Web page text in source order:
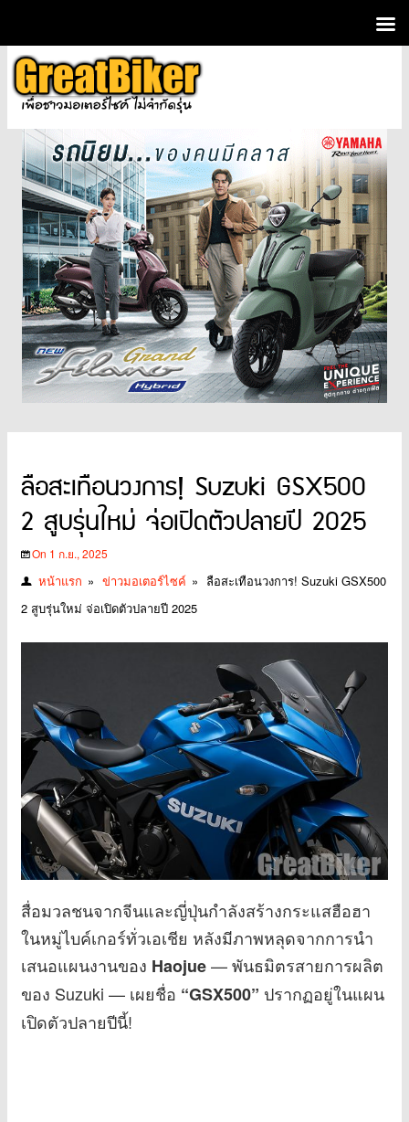
ลือสะเทือนวงการ! Suzuki GSX500
2 สูบรุ่นใหม่ จ่อเปิดตัวปลายปี 2025
On 1 ก.ย., 2025
หน้าแรก » ข่าวมอเตอร์ไซค์ » ลือสะเทือนวงการ! Suzuki GSX500
2 สูบรุ่นใหม่ จ่อเปิดตัวปลายปี 2025
สื่อมวลชนจากจีนและญี่ปุ่นกำลังสร้างกระแสฮือฮา
ในหมู่ไบค์เกอร์ทั่วเอเชีย หลังมีภาพหลุดจากการนำ
เสนอแผนงานของ Haojue— พันธมิตรสายการผลิต
ของ Suzuki — เผยชื่อ “GSX500” ปรากฏอยู่ในแผน
เปิดตัวปลายปีนี้!